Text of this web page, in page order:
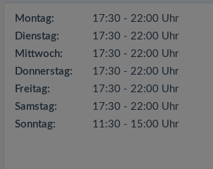
Montag:
17:30 - 22:00 Uhr
Dienstag:
17:30 - 22:00 Uhr
Mittwoch:
17:30 - 22:00 Uhr
Donnerstag:
17:30 - 22:00 Uhr
Freitag:
17:30 - 22:00 Uhr
Samstag:
17:30 - 22:00 Uhr
Sonntag:
11:30 - 15:00 Uhr